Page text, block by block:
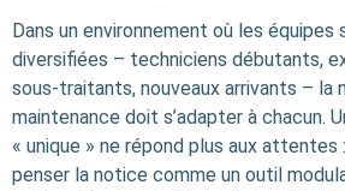
Dans un environnement où les équipes
diversifiées – techniciens débutants,
sous-traitants, nouveaux arrivants – la
maintenance doit s’adapter à chacun.
« unique » ne répond plus aux
penser la notice comme un outil